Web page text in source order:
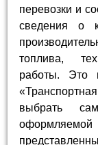
перевозки и
сведения о
топлива,
работы. Это
выбрать